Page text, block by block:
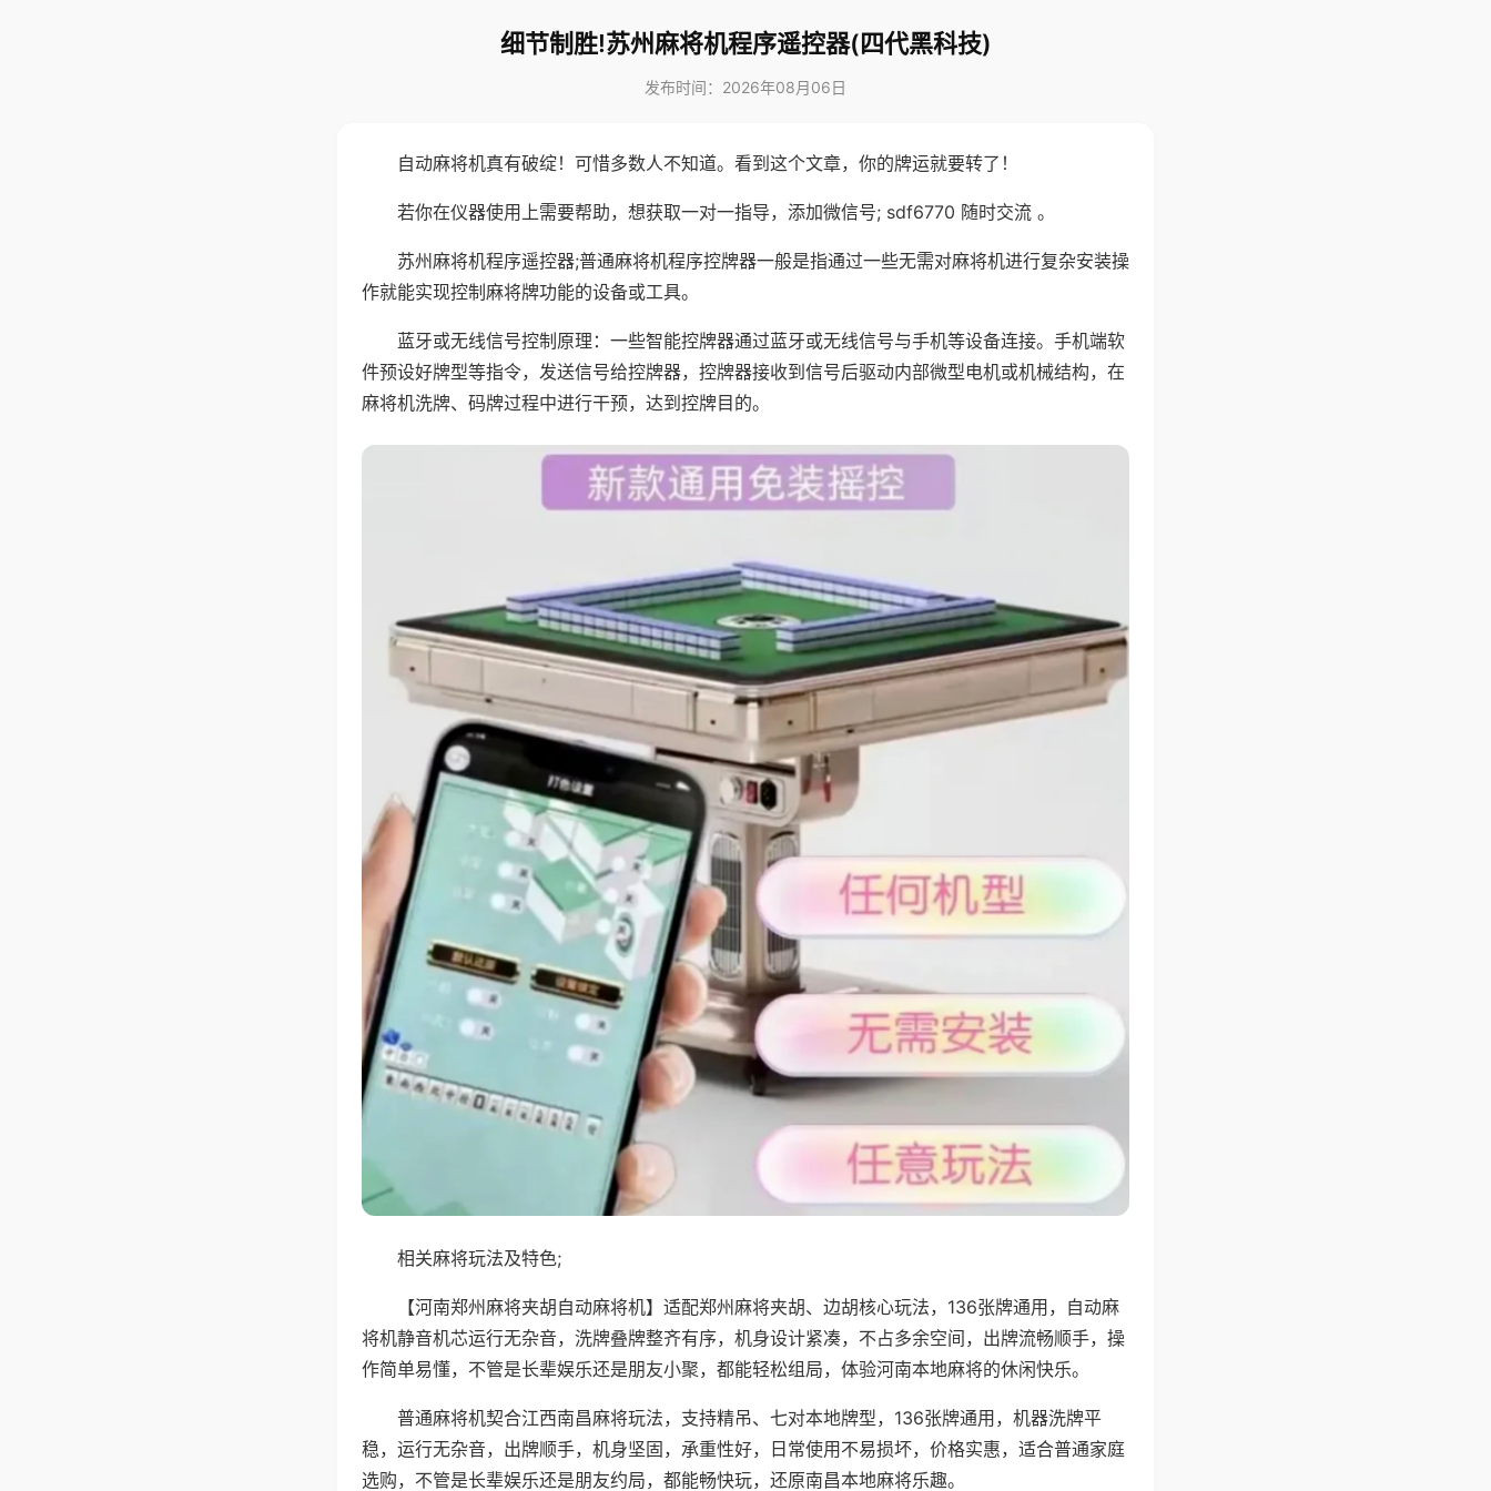
细节制胜!苏州麻将机程序遥控器(四代黑科技)
发布时间：2026年08月06日
自动麻将机真有破绽！可惜多数人不知道。看到这个文章，你的牌运就要转了！
若你在仪器使用上需要帮助，想获取一对一指导，添加微信号; sdf6770 随时交流 。
苏州麻将机程序遥控器;普通麻将机程序控牌器一般是指通过一些无需对麻将机进行复杂安装操
作就能实现控制麻将牌功能的设备或工具。
蓝牙或无线信号控制原理：一些智能控牌器通过蓝牙或无线信号与手机等设备连接。手机端软
件预设好牌型等指令，发送信号给控牌器，控牌器接收到信号后驱动内部微型电机或机械结构，在
麻将机洗牌、码牌过程中进行干预，达到控牌目的。
相关麻将玩法及特色;
【河南郑州麻将夹胡自动麻将机】适配郑州麻将夹胡、边胡核心玩法，136张牌通用，自动麻
将机静音机芯运行无杂音，洗牌叠牌整齐有序，机身设计紧凑，不占多余空间，出牌流畅顺手，操
作简单易懂，不管是长辈娱乐还是朋友小聚，都能轻松组局，体验河南本地麻将的休闲快乐。
普通麻将机契合江西南昌麻将玩法，支持精吊、七对本地牌型，136张牌通用，机器洗牌平
稳，运行无杂音，出牌顺手，机身坚固，承重性好，日常使用不易损坏，价格实惠，适合普通家庭
选购，不管是长辈娱乐还是朋友约局，都能畅快玩，还原南昌本地麻将乐趣。